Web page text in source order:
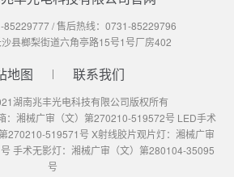
85229777/ 售后热线： 0731-85229796
县榔梨街道六角亭路15号1号厂房402
地图 联系我们
湖南兆丰光电科技有限公司版权所有
：湘械广审（文）第270210-519572号 LED手术
270210-519571号 X射线胶片观片灯：湘械广审
手术无影灯：湘械广审（文）第280104-35095
号